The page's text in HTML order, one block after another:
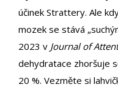
účinek Strattery. Ale
mozek se stává
2023 v Journal of
dehydratace zhoršuje
20 %. Vezměte si